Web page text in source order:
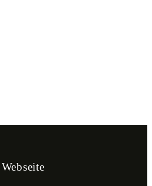
Webseite